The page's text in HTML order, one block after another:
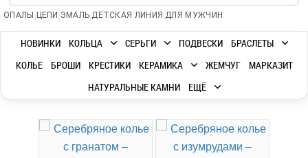
ОПАЛЫ | ЦЕПИ |ЭМАЛЬ|ДЕТСКАЯ ЛИНИЯ |ДЛЯ МУЖЧИН
НОВИНКИ КОЛЬЦА СЕРЬГИ ПОДВЕСКИ
БРАСЛЕТЫ
КОЛЬЕ
БРОШИ КРЕСТИКИ КЕРАМИКА ЖЕМЧУГ
МАРКАЗИТ
НАТУРАЛЬНЫЕ КАМНИ
ЕЩЁ